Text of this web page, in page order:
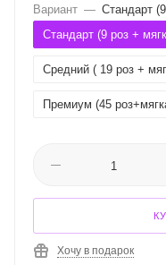
Вариант — Стандарт
Стандарт (9 роз +
Средний ( 19 роз +
Премиум (45
Хочу в подарок